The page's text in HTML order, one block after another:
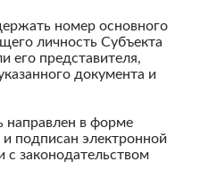
номер основного
личность Субъекта
его представителя,
документа и
направлен в форме
подписан электронной
с законодательством